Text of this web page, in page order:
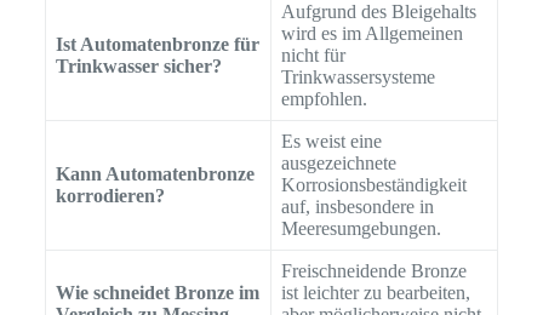
Ist Automatenbronze für
Trinkwasser sicher?
Aufgrund des Bleigehalts
wird es im Allgemeinen
nicht für
Trinkwassersysteme
empfohlen.
Kann Automatenbronze
korrodieren?
Es weist eine
ausgezeichnete
Korrosionsbeständigkeit
auf, insbesondere in
Meeresumgebungen.
Wie schneidet Bronze im
Freischneidende Bronze
ist leichter zu bearbeiten,